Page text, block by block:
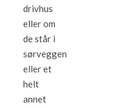
drivhus
eller om
de står i
sørveggen
eller et
helt
annet